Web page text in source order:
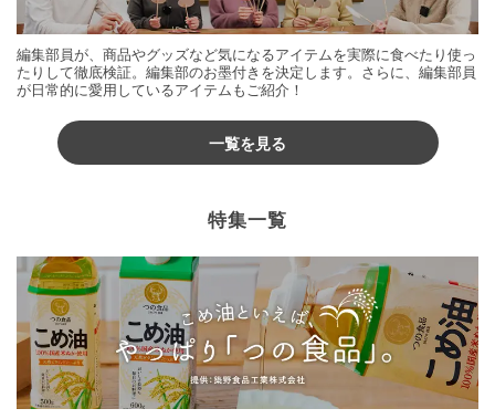
編集部員が、商品やグッズなど気になるアイテムを実際に食べたり使っ
たりして徹底検証。編集部のお墨付きを決定します。さらに、編集部員
が日常的に愛用しているアイテムもご紹介！
一覧を見る
特集一覧